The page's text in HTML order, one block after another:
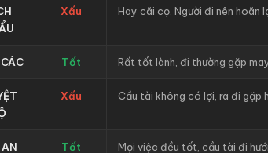
Xấu Hay cãi cọ. Người đi nên hoãn
Tốt Rất tốt lành, đi thường gặp
Xấu Cầu tài không có lợi, ra đi gặp
Tốt Mọi việc đều tốt, cầu tài đi